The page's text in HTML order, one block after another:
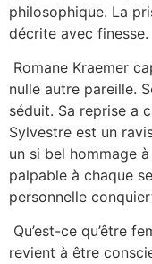
philosophique. La
décrite avec finesse.
Romane Kraemer
nulle autre pareille.
séduit. Sa reprise a
Sylvestre est un
un si bel hommage
palpable à chaque
personnelle
Qu’est-ce qu’être
revient à être